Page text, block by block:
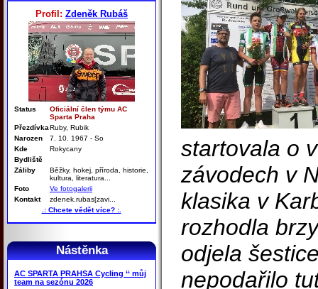
Profil: Zdeněk Rubáš
Status
Oficiální člen týmu AC
Sparta Praha
PřezdívkaRuby, Rubik
Narozen
7. 10. 1967 - So
Kde
Rokycany
Bydliště
Záliby
Běžky, hokej, příroda, historie,
kultura, literatura...
Foto
Ve fotogalerii
Kontakt
zdenek.rubas[zavi...
.: Chcete vědět více? :.
Nástěnka
AC SPARTA PRAHSA Cycling ‘‘ můj
team na sezónu 2026
startovala o
závodech v
klasika v
rozhodla
odjela
nepodařilo